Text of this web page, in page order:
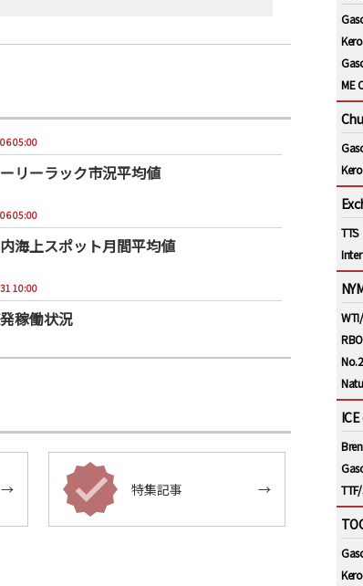
05:00
リーラック市況平均値
05:00
海上スポット月間平均値
10:00
稼働状況
→ 特集記事 →
ME
TTS